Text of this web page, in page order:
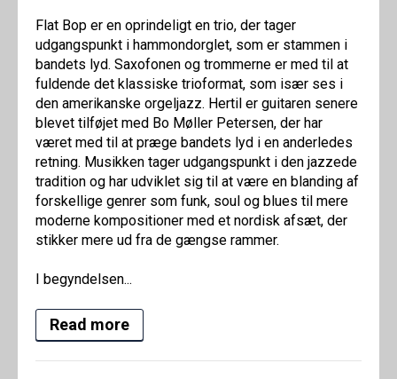
Flat Bop er en oprindeligt en trio, der tager
udgangspunkt i hammondorglet, som er stammen i
bandets lyd. Saxofonen og trommerne er med til at
fuldende det klassiske trioformat, som især ses i
den amerikanske orgeljazz. Hertil er guitaren senere
blevet tilføjet med Bo Møller Petersen, der har
været med til at præge bandets lyd i en anderledes
retning. Musikken tager udgangspunkt i den jazzede
tradition og har udviklet sig til at være en blanding af
forskellige genrer som funk, soul og blues til mere
moderne kompositioner med et nordisk afsæt, der
stikker mere ud fra de gængse rammer.
I begyndelsen...
Read more